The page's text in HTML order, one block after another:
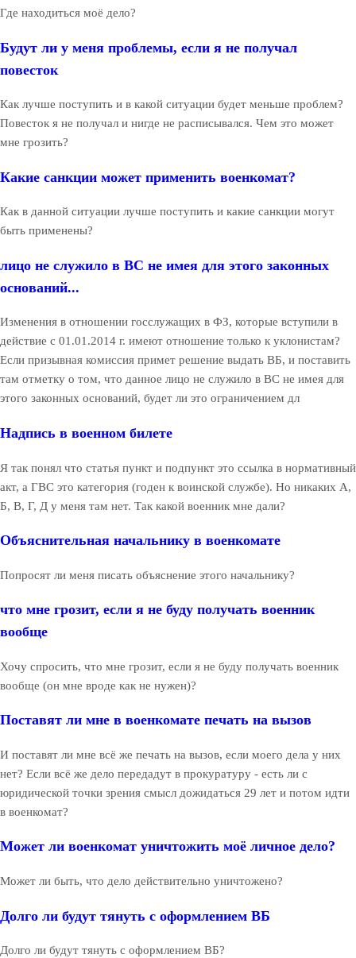
Где находиться моё дело?
Будут ли у меня проблемы, если я не получал
повесток
Как лучше поступить и в какой ситуации будет меньше проблем?
Повесток я не получал и нигде не расписывался. Чем это может
мне грозить?
Какие санкции может применить военкомат?
Как в данной ситуации лучше поступить и какие санкции могут
быть применены?
лицо не служило в ВС не имея для этого законных
оснований...
Изменения в отношении госслужащих в ФЗ, которые вступили в
действие с 01.01.2014 г. имеют отношение только к уклонистам?
Если призывная комиссия примет решение выдать ВБ, и поставить
там отметку о том, что данное лицо не служило в ВС не имея для
этого законных оснований, будет ли это ограничением дл
Надпись в военном билете
Я так понял что статья пункт и подпункт это ссылка в нормативный
акт, а ГВС это категория (годен к воинской службе). Но никаких А,
Б, В, Г, Д у меня там нет. Так какой военник мне дали?
Объяснительная начальнику в военкомате
Попросят ли меня писать объяснение этого начальнику?
что мне грозит, если я не буду получать военник
вообще
Хочу спросить, что мне грозит, если я не буду получать военник
вообще (он мне вроде как не нужен)?
Поставят ли мне в военкомате печать на вызов
И поставят ли мне всё же печать на вызов, если моего дела у них
нет? Если всё же дело передадут в прокуратуру - есть ли с
юридической точки зрения смысл дожидаться 29 лет и потом идти
в военкомат?
Может ли военкомат уничтожить моё личное дело?
Может ли быть, что дело действительно уничтожено?
Долго ли будут тянуть с оформлением ВБ
Долго ли будут тянуть с оформлением ВБ?